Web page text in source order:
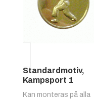
Standardmotiv,
Kampsport 1
Kan monteras på alla